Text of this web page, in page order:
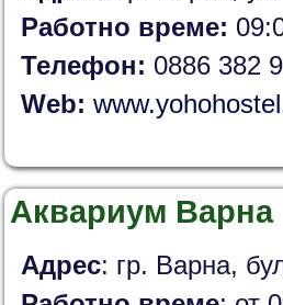
Работно време:
Телефон: 0886 382
Web:
Аквариум Варна
Адрес: гр. Варна,